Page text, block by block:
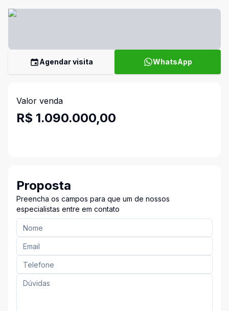
Agendar visita WhatsApp
Valor venda
R$ 1.090.000,00
Proposta
Preencha os campos para que um de nossos
especialistas entre em contato